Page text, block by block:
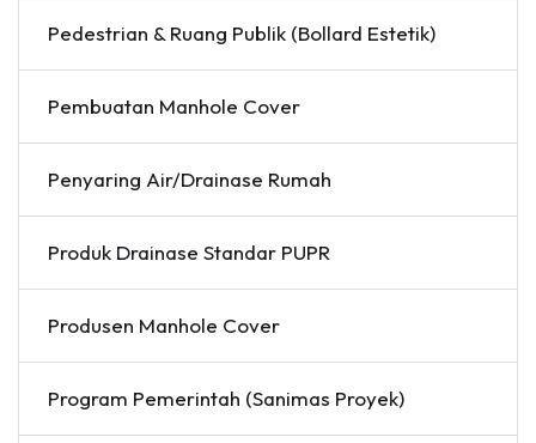
Pedestrian & Ruang Publik (Bollard Estetik)
Pembuatan Manhole Cover
Penyaring Air/Drainase Rumah
Produk Drainase Standar PUPR
Produsen Manhole Cover
Program Pemerintah (Sanimas Proyek)